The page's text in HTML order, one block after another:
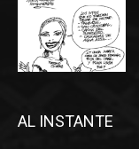
AL INSTANTE